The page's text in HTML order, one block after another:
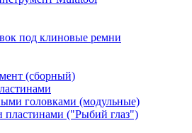
под клиновые ремни
(сборный)
головками (модульные)
("Рыбий глаз")